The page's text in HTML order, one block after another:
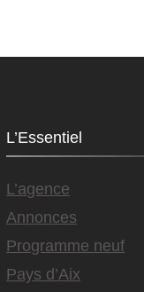
L’Essentiel
L’agence
Annonces
Programme neuf
Pays d’Aix